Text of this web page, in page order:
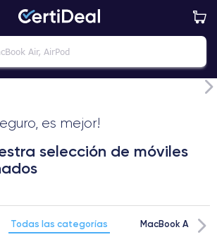
es mejor!
selección de móviles
Todas las categorías MacBook Air 13"